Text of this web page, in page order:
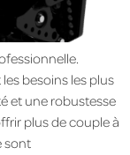
besoins les plus
et une robustesse
plus de couple à
sont